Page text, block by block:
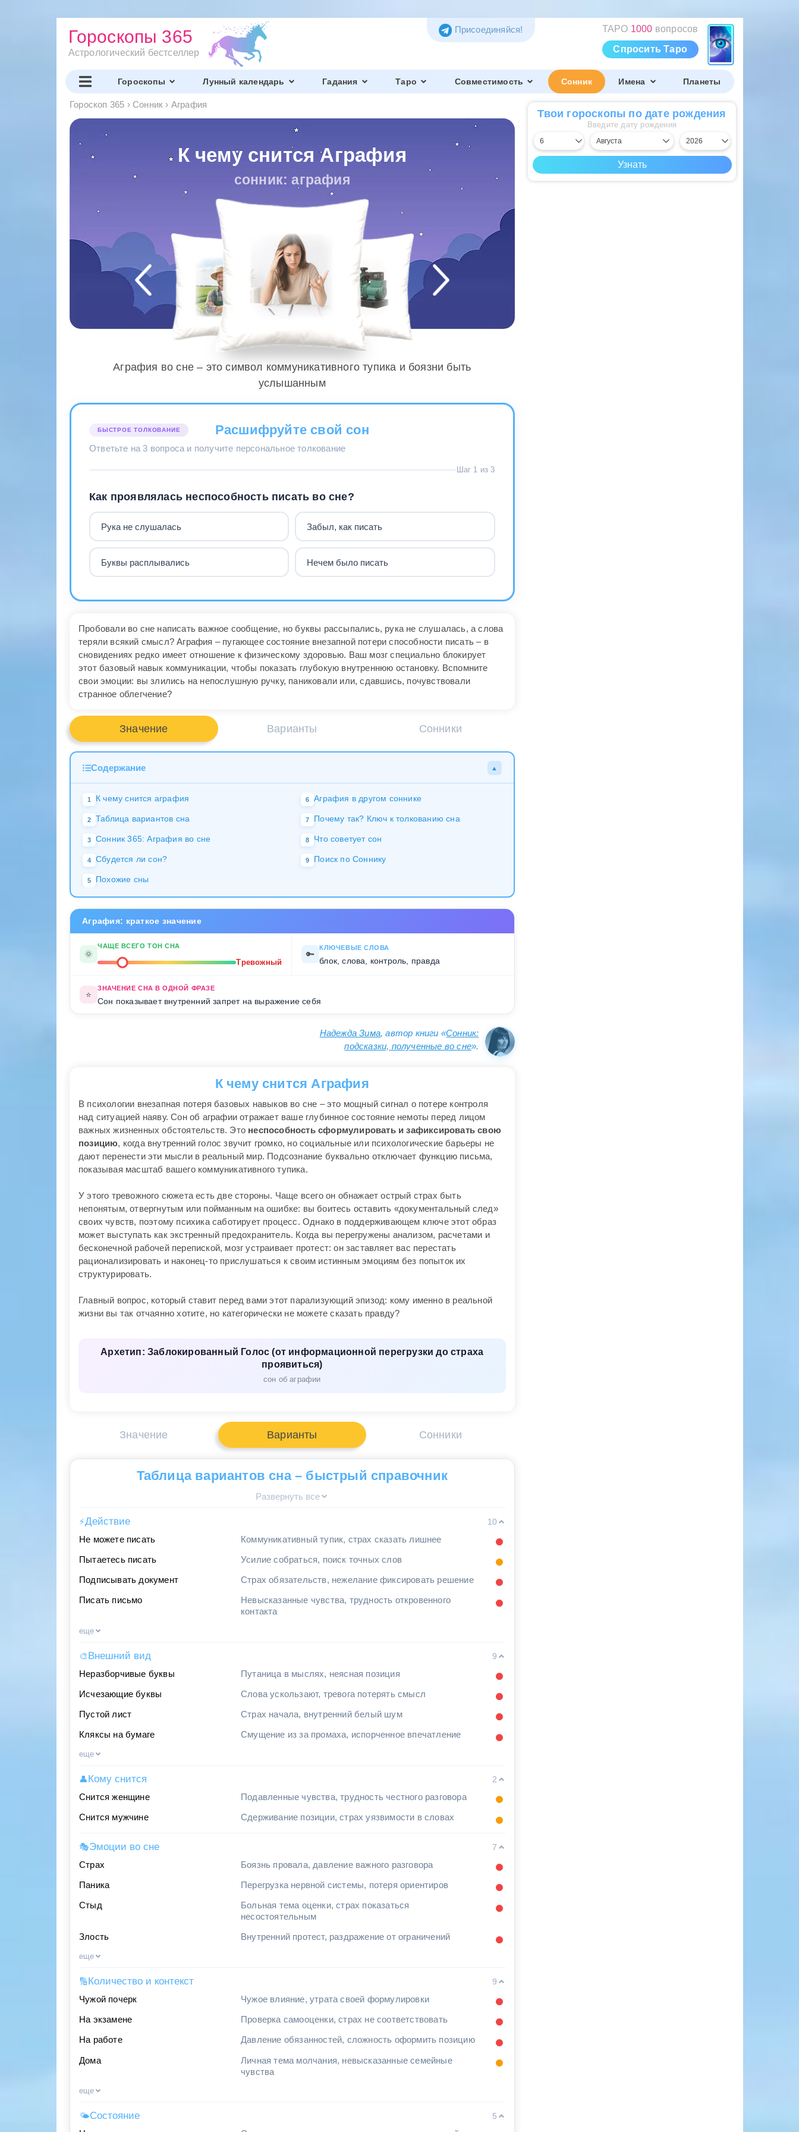
Гороскопы 365
Астрологический бестселлер
ТАРО 1000 вопросов
Спросить Таро
Присоединяйся!
Гороскопы Лунный календарь Гадания Таро Совместимость Сонник Имена Планеты
Гороскоп 365 › Сонник › Аграфия
К чему снится Аграфия
сонник: аграфия
Аграфия во сне – это символ коммуникативного тупика и боязни быть
услышанным
БЫСТРОЕ ТОЛКОВАНИЕ Расшифруйте свой сон
Ответьте на 3 вопроса и получите персональное толкование
Шаг 1 из 3
Как проявлялась неспособность писать во сне?
Рука не слушалась Забыл, как писать
Буквы расплывались Нечем было писать
Пробовали во сне написать важное сообщение, но буквы рассыпались, рука не слушалась, а слова
теряли всякий смысл? Аграфия – пугающее состояние внезапной потери способности писать – в
сновидениях редко имеет отношение к физическому здоровью. Ваш мозг специально блокирует
этот базовый навык коммуникации, чтобы показать глубокую внутреннюю остановку. Вспомните
свои эмоции: вы злились на непослушную ручку, паниковали или, сдавшись, почувствовали
странное облегчение?
Значение Варианты Сонники
Содержание ▲
1 К чему снится аграфия
2 Таблица вариантов сна
3 Сонник 365: Аграфия во сне
4 Сбудется ли сон?
5 Похожие сны
6 Аграфия в другом соннике
7 Почему так? Ключ к толкованию сна
8 Что советует сон
9 Поиск по Соннику
Аграфия: краткое значение
🌞
ЧАЩЕ ВСЕГО ТОН СНА
Тревожный
🔑
КЛЮЧЕВЫЕ СЛОВА
блок, слова, контроль, правда
⭐
ЗНАЧЕНИЕ СНА В ОДНОЙ ФРАЗЕ
Сон показывает внутренний запрет на выражение себя
Надежда Зима, автор книги «Сонник:
подсказки, полученные во сне».
К чему снится Аграфия
В психологии внезапная потеря базовых навыков во сне – это мощный сигнал о потере контроля
над ситуацией наяву. Сон об аграфии отражает ваше глубинное состояние немоты перед лицом
важных жизненных обстоятельств. Это неспособность сформулировать и зафиксировать свою
позицию, когда внутренний голос звучит громко, но социальные или психологические барьеры не
дают перенести эти мысли в реальный мир. Подсознание буквально отключает функцию письма,
показывая масштаб вашего коммуникативного тупика.
У этого тревожного сюжета есть две стороны. Чаще всего он обнажает острый страх быть
непонятым, отвергнутым или пойманным на ошибке: вы боитесь оставить «документальный след»
своих чувств, поэтому психика саботирует процесс. Однако в поддерживающем ключе этот образ
может выступать как экстренный предохранитель. Когда вы перегружены анализом, расчетами и
бесконечной рабочей перепиской, мозг устраивает протест: он заставляет вас перестать
рационализировать и наконец-то прислушаться к своим истинным эмоциям без попыток их
структурировать.
Главный вопрос, который ставит перед вами этот парализующий эпизод: кому именно в реальной
жизни вы так отчаянно хотите, но категорически не можете сказать правду?
Архетип: Заблокированный Голос (от информационной перегрузки до страха
проявиться)
сон об аграфии
Значение Варианты Сонники
Таблица вариантов сна – быстрый справочник
Развернуть все
⚡Действие
10
Не можете писать
Коммуникативный тупик, страх сказать лишнее
Пытаетесь писать Усилие собраться, поиск точных слов
Подписывать документ Страх обязательств, нежелание фиксировать решение
Писать письмо
Невысказанные чувства, трудность откровенного
контакта
еще
🎨Внешний вид
9
Неразборчивые буквы
Путаница в мыслях, неясная позиция
Исчезающие буквы Слова ускользают, тревога потерять смысл
Пустой лист Страх начала, внутренний белый шум
Кляксы на бумаге Смущение из за промаха, испорченное впечатление
еще
👤 Кому снится
2
Снится женщине
Подавленные чувства, трудность честного разговора
Снится мужчине Сдерживание позиции, страх уязвимости в словах
🎭Эмоции во сне
7
Страх
Боязнь провала, давление важного разговора
Паника Перегрузка нервной системы, потеря ориентиров
Стыд
Больная тема оценки, страх показаться
несостоятельным
Злость Внутренний протест, раздражение от ограничений
еще
🔢Количество и контекст
9
Чужой почерк
Чужое влияние, утрата своей формулировки
На экзамене Проверка самооценки, страх не соответствовать
На работе Давление обязанностей, сложность оформить позицию
Дома
Личная тема молчания, невысказанные семейные
чувства
еще
🌤Состояние
5
Твои гороскопы по дате рождения
Введите дату рождения